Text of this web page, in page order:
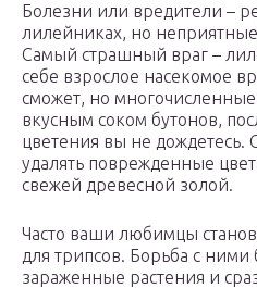
Болезни или вредители –
лилейниках, но неприятные
Самый страшный враг –
себе взрослое насекомое
сможет, но
вкусным соком бутонов,
цветения вы не дождетесь.
удалять поврежденные
свежей древесной золой.
Часто ваши любимцы
для трипсов. Борьба с ними
зараженные растения и